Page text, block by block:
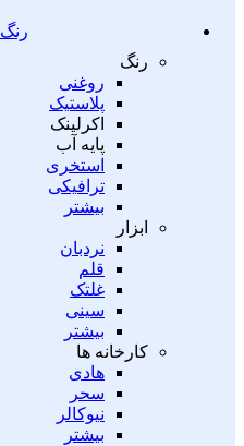
رنگ
رنگ
روغنی
پلاستیک
اکرلینک
پایه آب
استخری
ترافیکی
بیشتر
ابزار
نردبان
قلم
غلتک
سینی
بیشتر
کارخانه ها
هادی
سحر
نیوکالر
بیشتر